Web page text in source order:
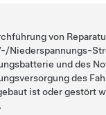
von
Niederspannungs-
und des
des
ist oder gestört